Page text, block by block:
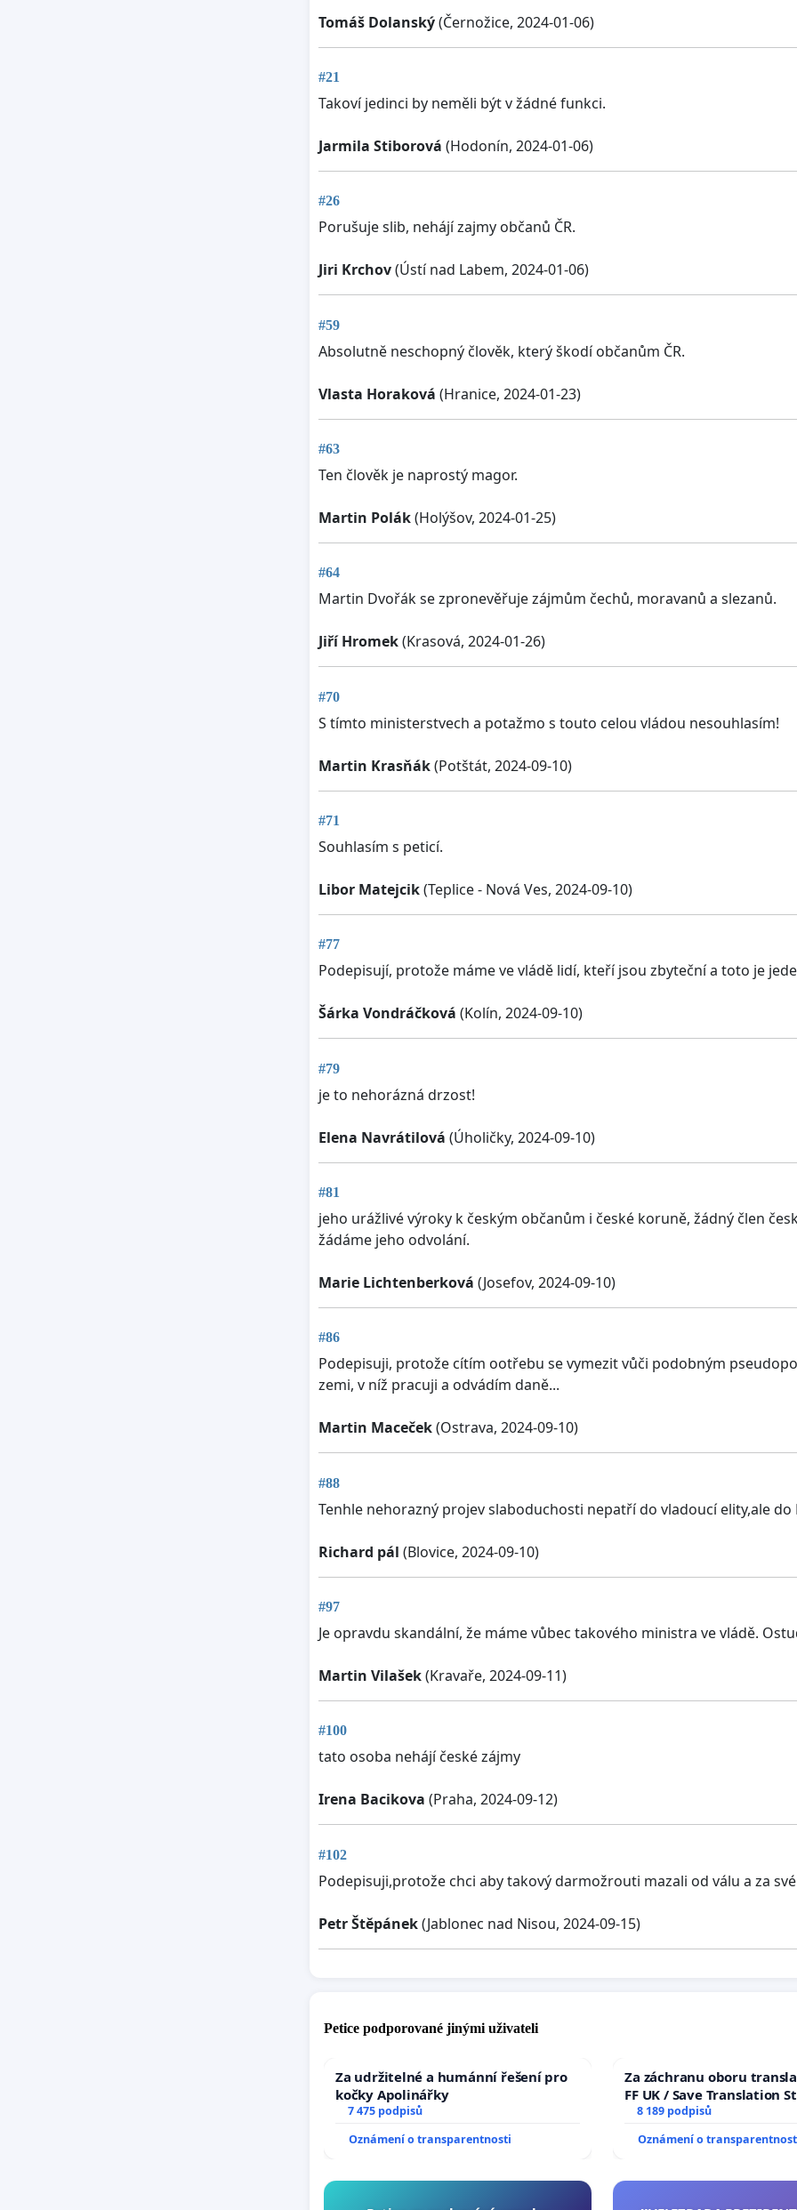
Tomáš Dolanský(Černožice, 2024-01-06)
#21
Takoví jedinci by neměli být v žádné funkci.
Jarmila Stiborová (Hodonín, 2024-01-06)
#26
Porušuje slib, nehájí zajmy občanů ČR.
Jiri Krchov(Ústí nad Labem, 2024-01-06)
#59
Absolutně neschopný člověk, který škodí občanům ČR.
Vlasta Horaková (Hranice, 2024-01-23)
#63
Ten člověk je naprostý magor.
Martin Polák(Holýšov, 2024-01-25)
#64
Martin Dvořák se zpronevěřuje zájmům čechů, moravanů a slezanů.
Jiří Hromek(Krasová, 2024-01-26)
#70
S tímto ministerstvech a potažmo s touto celou vládou nesouhlasím!
Martin Krasňák(Potštát, 2024-09-10)
#71
Souhlasím s peticí.
Libor Matejcik(Teplice - Nová Ves, 2024-09-10)
#77
Podepisují, protože máme ve vládě lidí, kteří jsou zbyteční a toto je
Šárka Vondráčková (Kolín, 2024-09-10)
#79
je to nehorázná drzost!
Elena Navrátilová (Úholičky, 2024-09-10)
#81
jeho urážlivé výroky k českým občanům i české koruně, žádný člen
žádáme jeho odvolání.
Marie Lichtenberková (Josefov, 2024-09-10)
#86
Podepisuji, protože cítím ootřebu se vymezit vůči podobným
zemi, v níž pracuji a odvádím daně...
Martin Maceček(Ostrava, 2024-09-10)
#88
Tenhle nehorazný projev slaboduchosti nepatří do vladoucí elity,ale do
Richard pál (Blovice, 2024-09-10)
#97
Je opravdu skandální, že máme vůbec takového ministra ve vládě.
Martin Vilašek(Kravaře, 2024-09-11)
#100
tato osoba nehájí české zájmy
Irena Bacikova (Praha, 2024-09-12)
#102
Podepisuji,protože chci aby takový darmožrouti mazali od válu a za
Petr Štěpánek(Jablonec nad Nisou, 2024-09-15)
Petice podporované jinými uživateli
Za udržitelné a humánní řešení pro
kočky Apolinářky
7 475 podpisů
Oznámení o transparentnosti
Za záchranu oboru
FF UK / Save Translation
the Faculty of Arts, Charles
University
8 189 podpisů
Oznámení o